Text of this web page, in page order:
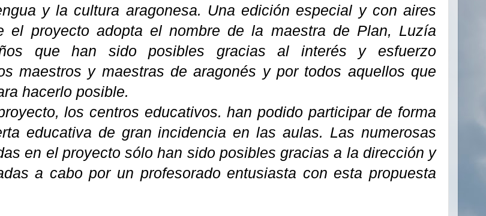
y la cultura aragonesa. Una edición especial y con aires
el proyecto adopta el nombre de la maestra de Plan, Luzía
que han sido posibles gracias al interés y esfuerzo
maestros y maestras de aragonés y por todos aquellos que
hacerlo posible.
los centros educativos. han podido participar de forma
educativa de gran incidencia en las aulas. Las numerosas
en el proyecto sólo han sido posibles gracias a la dirección y
a cabo por un profesorado entusiasta con esta propuesta